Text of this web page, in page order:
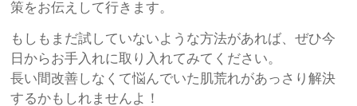
策をお伝えして行きます。
もしもまだ試していないような方法があれば、ぜひ今
日からお手入れに取り入れてみてください。
長い間改善しなくて悩んでいた肌荒れがあっさり解決
するかもしれませんよ！